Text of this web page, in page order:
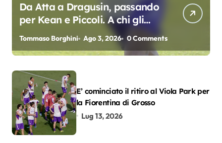
Da Atta a Dragusin, passando
per Kean e Piccoli. A chi gli
oscar del precampionato?
Tommaso Borghini Ago 3, 2026 0 Comments
E’ cominciato il ritiro al Viola Park per
la Fiorentina di Grosso
Lug 13, 2026